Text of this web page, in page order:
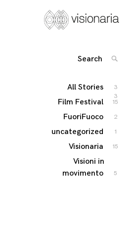
Visionaria
International Film festival
All Stories
3
3
Film Festival 15
FuoriFuoco 2
uncategorized 1
Visionaria 15
Visioni in
movimento
5